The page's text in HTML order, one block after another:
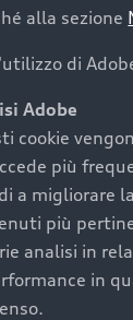
da
un valore
tagliandi:
carrozzeria
alla sezione
di
Adobe
cookie
più
a migliorare
più
analisi in
in